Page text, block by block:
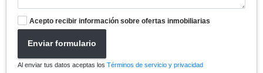
Acepto recibir información sobre ofertas inmobiliarias
Enviar formulario
Al enviar tus datos aceptas los Términos de servicio y privacidad